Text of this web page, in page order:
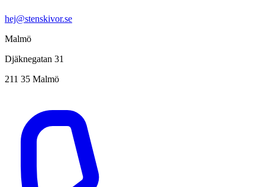
hej@stenskivor.se
Malmö
Djäknegatan 31
211 35 Malmö